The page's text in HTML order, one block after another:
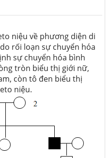
niệu về phương diện di
rối loạn sự chuyển hóa
sự chuyển hóa bình
tròn biểu thị giới nữ,
còn tô đen biểu thị
niệu.